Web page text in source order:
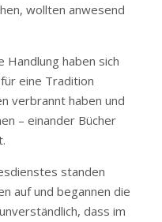
wollten anwesend
Handlung haben sich
eine Tradition
verbrannt haben und
– einander Bücher
standen
auf und begannen die
dass im